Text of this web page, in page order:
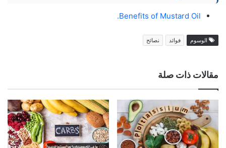
Benefits of Mustard Oil.
الوسوم فوائد نصائح
مقالات ذات صلة